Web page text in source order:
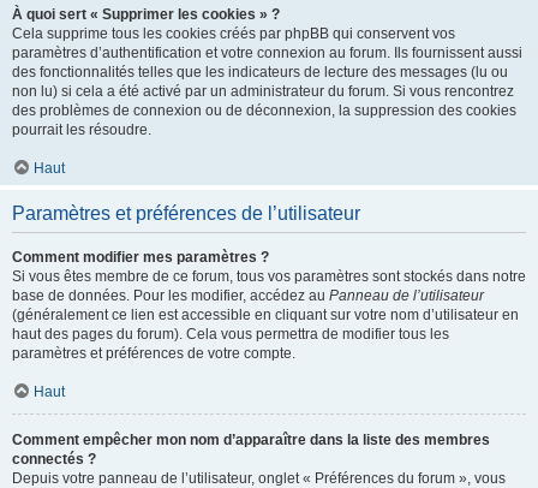
À quoi sert « Supprimer les cookies » ?
Cela supprime tous les cookies créés par phpBB qui conservent vos
paramètres d’authentification et votre connexion au forum. Ils fournissent aussi
des fonctionnalités telles que les indicateurs de lecture des messages (lu ou
non lu) si cela a été activé par un administrateur du forum. Si vous rencontrez
des problèmes de connexion ou de déconnexion, la suppression des cookies
pourrait les résoudre.
Haut
Paramètres et préférences de l’utilisateur
Comment modifier mes paramètres ?
Si vous êtes membre de ce forum, tous vos paramètres sont stockés dans notre
base de données. Pour les modifier, accédez au Panneau de l’utilisateur
(généralement ce lien est accessible en cliquant sur votre nom d’utilisateur en
haut des pages du forum). Cela vous permettra de modifier tous les
paramètres et préférences de votre compte.
Haut
Comment empêcher mon nom d’apparaître dans la liste des membres
connectés ?
Depuis votre panneau de l’utilisateur, onglet « Préférences du forum », vous